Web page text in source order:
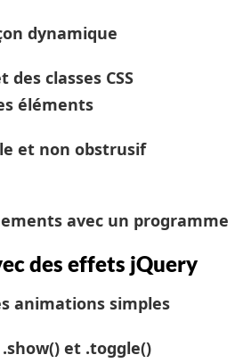
dynamique
classes CSS
éléments
et non obstrusif
avec un programme
des effets jQuery
animations simples
et .toggle()